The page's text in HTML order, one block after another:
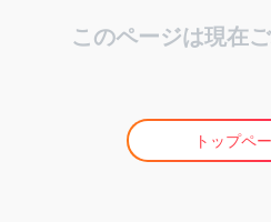
このページは現在